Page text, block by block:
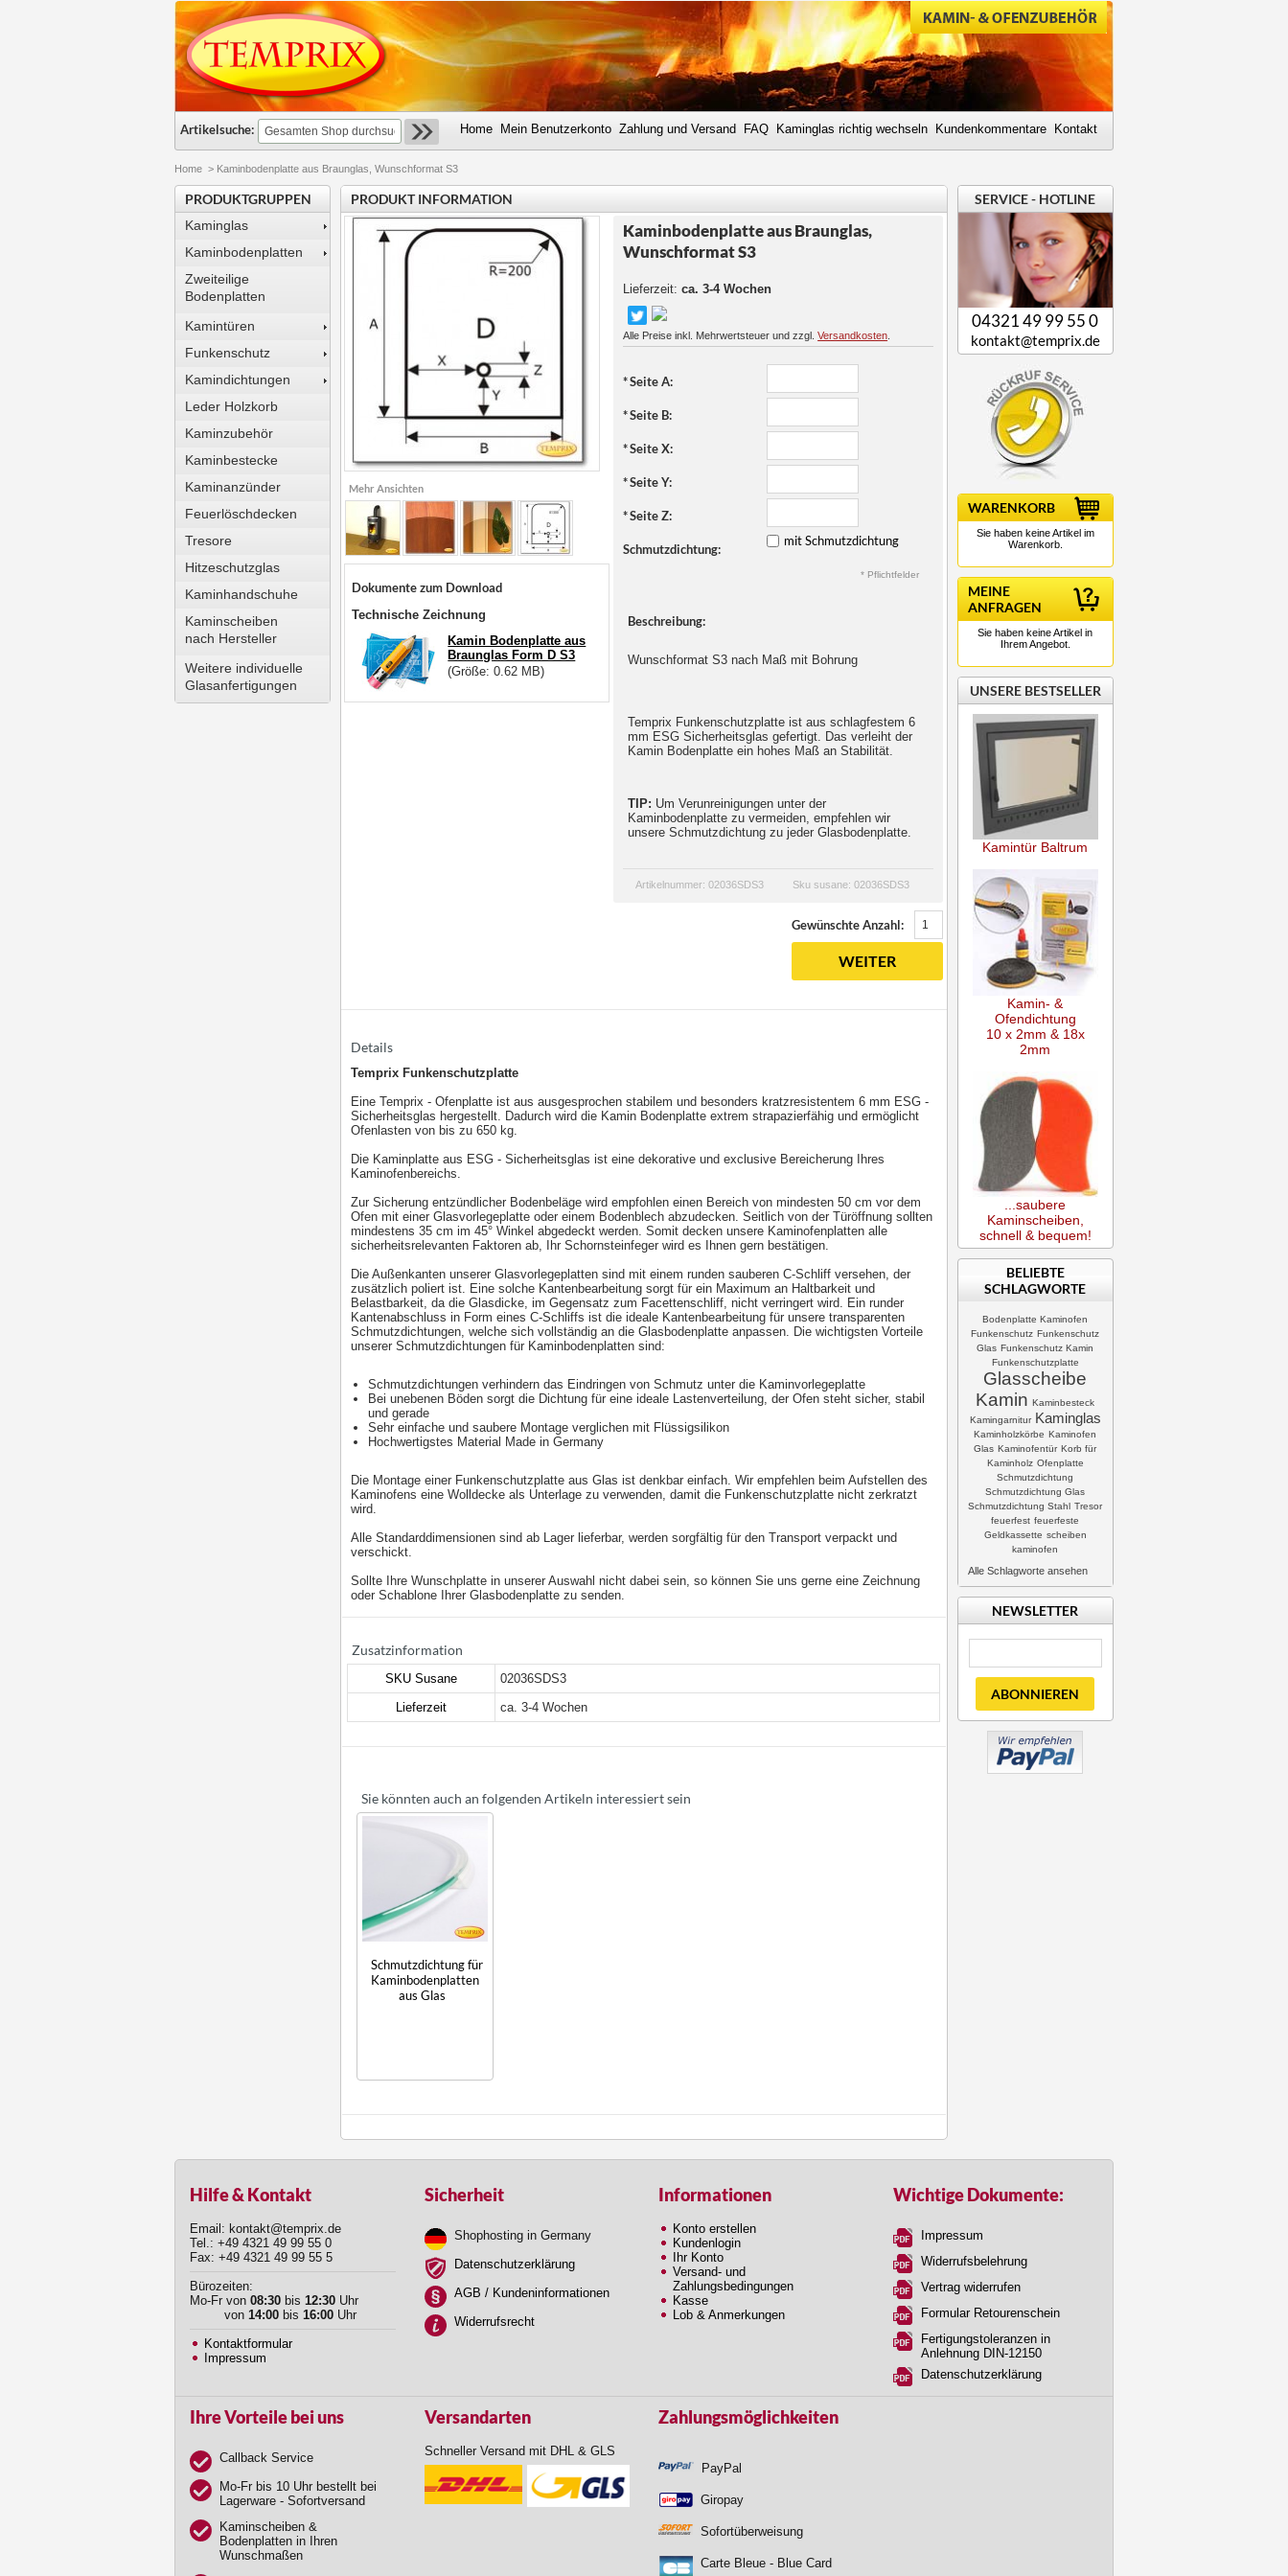
Artikelsuche: SUCHE
Home Mein Benutzerkonto Zahlung und Versand FAQ Kaminglas richtig wechseln Kundenkommentare Kontakt
Home > Kaminbodenplatte aus Braunglas, Wunschformat S3
PRODUKTGRUPPEN
Kaminglas
Kaminbodenplatten
Zweiteilige
Bodenplatten
Kamintüren
Funkenschutz
Kamindichtungen
Leder Holzkorb
Kaminzubehör
Kaminbestecke
Kaminanzünder
Feuerlöschdecken
Tresore
Hitzeschutzglas
Kaminhandschuhe
Kaminscheiben
nach Hersteller
Weitere individuelle
Glasanfertigungen
PRODUKT INFORMATION
Mehr Ansichten
Dokumente zum Download
Technische Zeichnung
Kamin Bodenplatte aus
Braunglas Form D S3
(Größe: 0.62 MB)
Kaminbodenplatte aus Braunglas,
Wunschformat S3
Lieferzeit:ca. 3-4 Wochen
Alle Preise inkl. Mehrwertsteuer und zzgl.Versandkosten
*Seite A:
*Seite B:
*Seite X:
*Seite Y:
*Seite Z:
Schmutzdichtung:
mit Schmutzdichtung
* Pflichtfelder
Beschreibung:
Wunschformat S3 nach Maß mit Bohrung
Temprix Funkenschutzplatte ist aus schlagfestem 6
mm ESG Sicherheitsglas gefertigt. Das verleiht der
Kamin Bodenplatte ein hohes Maß an Stabilität.
TIP: Um Verunreinigungen unter der
Kaminbodenplatte zu vermeiden, empfehlen wir
unsere Schmutzdichtung zu jeder Glasbodenplatte.
Artikelnummer: 02036SDS3 Sku susane: 02036SDS3
Gewünschte Anzahl:
WEITER
Details
Temprix Funkenschutzplatte
Eine Temprix - Ofenplatte ist aus ausgesprochen stabilem und besonders kratzresistentem 6 mm ESG -
Sicherheitsglas hergestellt. Dadurch wird die Kamin Bodenplatte extrem strapazierfähig und ermöglicht
Ofenlasten von bis zu 650 kg.
Die Kaminplatte aus ESG - Sicherheitsglas ist eine dekorative und exclusive Bereicherung Ihres
Kaminofenbereichs.
Zur Sicherung entzündlicher Bodenbeläge wird empfohlen einen Bereich von mindesten 50 cm vor dem
Ofen mit einer Glasvorlegeplatte oder einem Bodenblech abzudecken. Seitlich von der Türöffnung sollten
mindestens 35 cm im 45° Winkel abgedeckt werden. Somit decken unsere Kaminofenplatten alle
sicherheitsrelevanten Faktoren ab, Ihr Schornsteinfeger wird es Ihnen gern bestätigen.
Die Außenkanten unserer Glasvorlegeplatten sind mit einem runden sauberen C-Schliff versehen, der
zusätzlich poliert ist. Eine solche Kantenbearbeitung sorgt für ein Maximum an Haltbarkeit und
Belastbarkeit, da die Glasdicke, im Gegensatz zum Facettenschliff, nicht verringert wird. Ein runder
Kantenabschluss in Form eines C-Schliffs ist die ideale Kantenbearbeitung für unsere transparenten
Schmutzdichtungen, welche sich vollständig an die Glasbodenplatte anpassen. Die wichtigsten Vorteile
unserer Schmutzdichtungen für Kaminbodenplatten sind:
Schmutzdichtungen verhindern das Eindringen von Schmutz unter die Kaminvorlegeplatte
Bei unebenen Böden sorgt die Dichtung für eine ideale Lastenverteilung, der Ofen steht sicher, stabil
und gerade
Sehr einfache und saubere Montage verglichen mit Flüssigsilikon
Hochwertigstes Material Made in Germany
Die Montage einer Funkenschutzplatte aus Glas ist denkbar einfach. Wir empfehlen beim Aufstellen des
Kaminofens eine Wolldecke als Unterlage zu verwenden, damit die Funkenschutzplatte nicht zerkratzt
wird.
Alle Standarddimensionen sind ab Lager lieferbar, werden sorgfältig für den Transport verpackt und
verschickt.
Sollte Ihre Wunschplatte in unserer Auswahl nicht dabei sein, so können Sie uns gerne eine Zeichnung
oder Schablone Ihrer Glasbodenplatte zu senden.
Zusatzinformation
SKU Susane
02036SDS3
Lieferzeit
ca. 3-4 Wochen
Sie könnten auch an folgenden Artikeln interessiert sein
Schmutzdichtung für
Kaminbodenplatten
aus Glas
SERVICE - HOTLINE
04321 49 99 55 0
kontakt@temprix.de
WARENKORB
Sie haben keine Artikel im
Warenkorb.
MEINE
ANFRAGEN
Sie haben keine Artikel in
Ihrem Angebot.
UNSERE BESTSELLER
Kamintür Baltrum
Kamin- &
Ofendichtung
10 x 2mm & 18x
2mm
...saubere
Kaminscheiben,
schnell & bequem!
BELIEBTE
SCHLAGWORTE
Bodenplatte Kaminofen
Funkenschutz Funkenschutz
Glas Funkenschutz Kamin
Funkenschutzplatte
Glasscheibe
Kamin Kaminbesteck
Kamingarnitur Kaminglas
Kaminholzkörbe Kaminofen
Glas Kaminofentür Korb für
Kaminholz Ofenplatte
Schmutzdichtung
Schmutzdichtung Glas
Schmutzdichtung Stahl Tresor
feuerfest feuerfeste
Geldkassette scheiben
kaminofen
Alle Schlagworte ansehen
NEWSLETTER
ABONNIEREN
Hilfe & Kontakt
Email: kontakt@temprix.de
Tel.: +49 4321 49 99 55 0
Fax: +49 4321 49 99 55 5
Bürozeiten:
Mo-Fr von 08:30 bis 12:30 Uhr
von 14:00 bis 16:00 Uhr
Kontaktformular
Impressum
Sicherheit
Shophosting in Germany
Datenschutzerklärung
AGB / Kundeninformationen
Widerrufsrecht
Informationen
Konto erstellen
Kundenlogin
Ihr Konto
Versand- und
Zahlungsbedingungen
Kasse
Lob & Anmerkungen
Wichtige Dokumente:
Impressum
Widerrufsbelehrung
Vertrag widerrufen
Formular Retourenschein
Fertigungstoleranzen in
Anlehnung DIN-12150
Datenschutzerklärung
Ihre Vorteile bei uns
Callback Service
Mo-Fr bis 10 Uhr bestellt bei
Lagerware - Sofortversand
Kaminscheiben &
Bodenplatten in Ihren
Wunschmaßen
Versandarten
Schneller Versand mit DHL & GLS
Zahlungsmöglichkeiten
PayPal
Giropay
Sofortüberweisung
Carte Bleue - Blue Card